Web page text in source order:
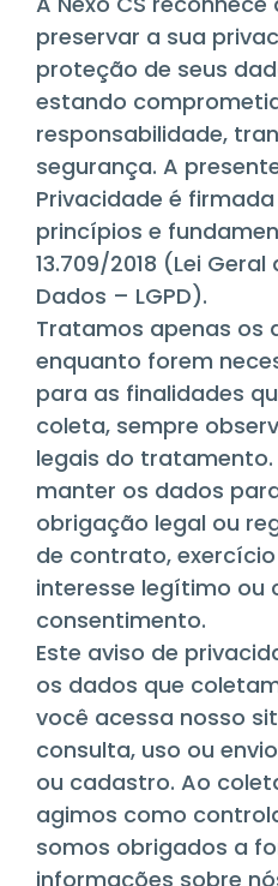
preservar a sua
proteção de seus
estando
responsabilidade,
segurança. A
Privacidade é
princípios e
13.709/2018 (Lei
Dados – LGPD).
Tratamos apenas os
enquanto forem
para as finalidades
coleta, sempre
legais do
manter os dados
obrigação legal ou
de contrato,
interesse legítimo ou
consentimento.
Este aviso de
os dados que
você acessa nosso
consulta, uso ou
ou cadastro. Ao
agimos como
somos obrigados a
informações sobre